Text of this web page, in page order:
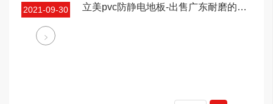
2021-09-30 立美pvc防静电地板-出售广东耐磨的PVC防静电地板